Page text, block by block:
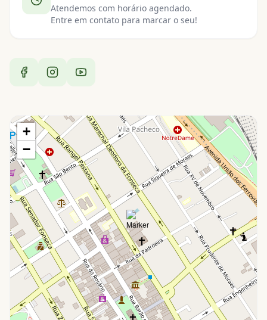
Atendemos com horário agendado.
Entre em contato para marcar o seu!
+
−